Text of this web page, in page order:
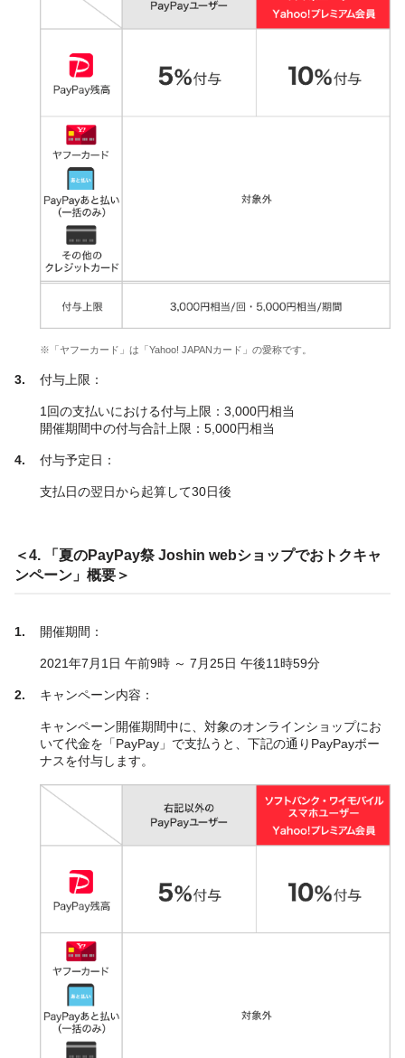
※「ヤフーカード」は「Yahoo! JAPANカード」の愛称です。
付与上限：
1回の支払いにおける付与上限：3,000円相当
開催期間中の付与合計上限：5,000円相当
付与予定日：
支払日の翌日から起算して30日後
＜4. 「夏のPayPay祭 Joshin webショップでおトクキャ
ンペーン」概要＞
開催期間：
2021年7月1日 午前9時 ～ 7月25日 午後11時59分
キャンペーン内容：
キャンペーン開催期間中に、対象のオンラインショップにお
いて代金を「PayPay」で支払うと、下記の通りPayPayボー
ナスを付与します。